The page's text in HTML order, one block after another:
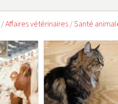
Affaires vétérinaires Santé